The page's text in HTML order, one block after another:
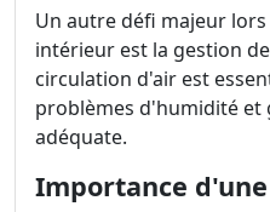
Un autre défi majeur
intérieur est la gestion
circulation d'air est
problèmes d'humidité
adéquate.
Importance